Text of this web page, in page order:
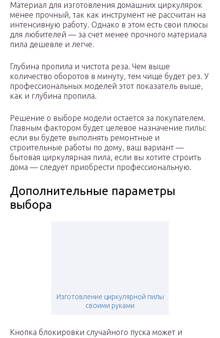
Материал для изготовления домашних циркулярок
менее прочный, так как инструмент не рассчитан на
интенсивную работу. Однако в этом есть свои плюсы
для любителей — за счет менее прочного материала
пила дешевле и легче.
Глубина пропила и чистота реза. Чем выше
количество оборотов в минуту, тем чище будет рез. У
профессиональных моделей этот показатель выше,
как и глубина пропила.
Решение о выборе модели остается за покупателем.
Главным фактором будет целевое назначение пилы:
если вы будете выполнять ремонтные и
строительные работы по дому, ваш вариант —
бытовая циркулярная пила, если вы хотите строить
дома — следует приобрести профессиональную.
Дополнительные параметры
выбора
Изготовление циркулярной пилы
своими руками
Кнопка блокировки случайного пуска может и